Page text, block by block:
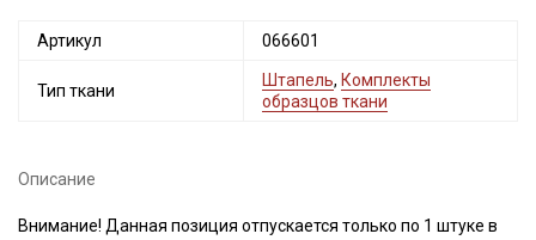
Артикул 066601
Тип ткани
Штапель, Комплекты
образцов ткани
Описание
Внимание! Данная позиция отпускается только по 1 штуке в
Мы публикуем здесь дополнительные
промокоды и скидки до 30% на узкие
категории тканей